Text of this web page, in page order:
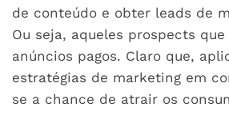
de conteúdo e obter leads de
Ou seja, aqueles prospects
anúncios pagos. Claro que,
estratégias de marketing em
se a chance de atrair os